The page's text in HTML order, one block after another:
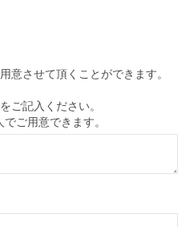
意させて頂くことができます。
ご記入ください。
ご用意できます。